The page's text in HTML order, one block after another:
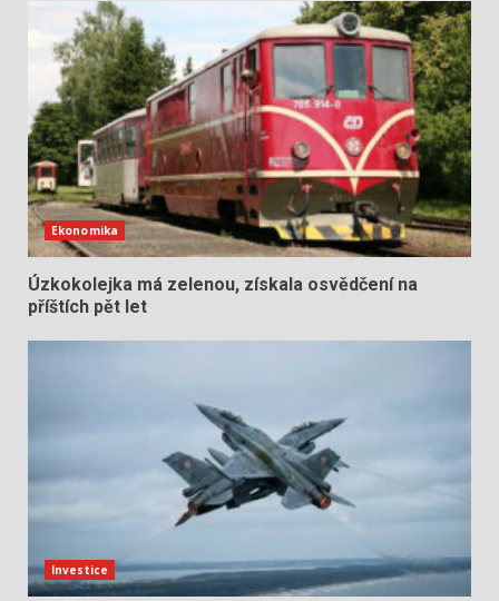
Ekonomika
Úzkokolejka má zelenou, získala osvědčení na
příštích pět let
Investice